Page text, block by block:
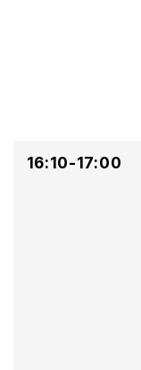
16:10-17:00